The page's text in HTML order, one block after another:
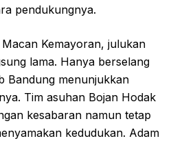
pendukungnya.
Kemayoran, julukan
lama. Hanya berselang
Bandung menunjukkan
Tim asuhan Bojan Hodak
kesabaran namun tetap
kedudukan. Adam